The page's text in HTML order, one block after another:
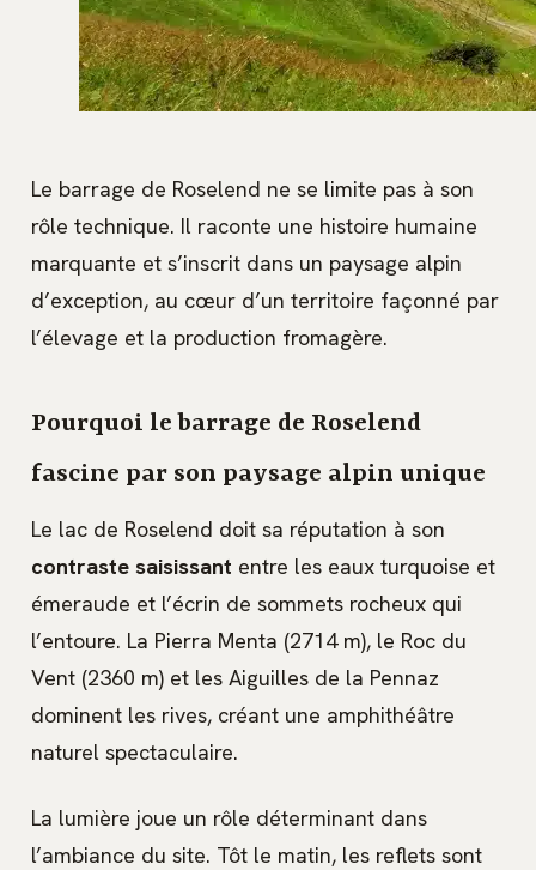
Le barrage de Roselend ne se limite pas à son
rôle technique. Il raconte une histoire humaine
marquante et s’inscrit dans un paysage alpin
d’exception, au cœur d’un territoire façonné par
l’élevage et la production fromagère.
Pourquoi le barrage de Roselend
fascine par son paysage alpin unique
Le lac de Roselend doit sa réputation à son
contraste saisissant entre les eaux turquoise et
émeraude et l’écrin de sommets rocheux qui
l’entoure. La Pierra Menta (2714 m), le Roc du
Vent (2360 m) et les Aiguilles de la Pennaz
dominent les rives, créant une amphithéâtre
naturel spectaculaire.
La lumière joue un rôle déterminant dans
l’ambiance du site. Tôt le matin, les reflets sont